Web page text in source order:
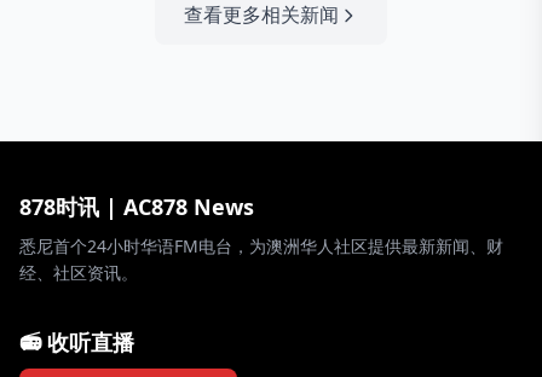
查看更多相关新闻
878时讯 | AC878 News
悉尼首个24小时华语FM电台，为澳洲华人社区提供最新新闻、财
经、社区资讯。
📻 收听直播